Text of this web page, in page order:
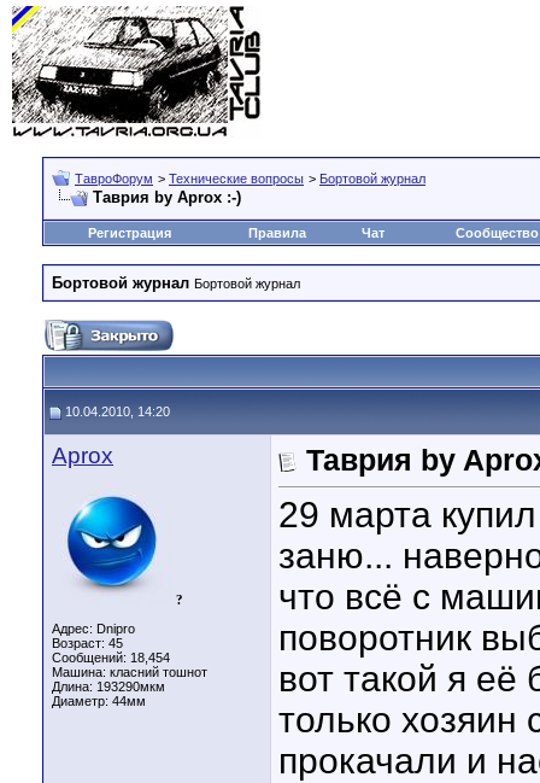
ТавроФорум > Технические вопросы > Бортовой журнал
Таврия by Aprox :-)
Регистрация Правила Чат Сообщество
Бортовой журнал Бортовой журнал
10.04.2010, 14:20
Aprox
?
Адрес: Dnipro
Возраст: 45
Сообщений: 18,454
Машина: класний тошнот
Длина: 193290мкм
Диаметр: 44мм
Таврия by
29 марта
заню...
что всё с
поворотник
вот такой я её
только хозяин
прокачали и